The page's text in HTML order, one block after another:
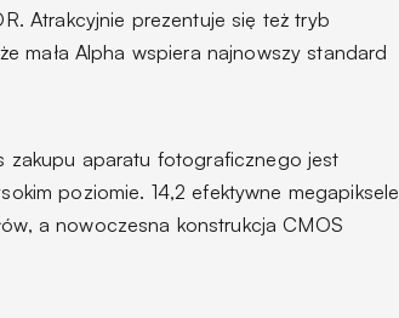
Atrakcyjnie prezentuje się też tryb
mała Alpha wspiera najnowszy standard
zakupu aparatu fotograficznego jest
poziomie. 14,2 efektywne megapiksele
a nowoczesna konstrukcja CMOS